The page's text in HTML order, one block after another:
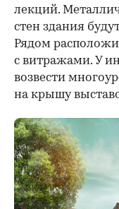
лекций.
стен здания
Рядом
с витражами. У
возвести
на крышу